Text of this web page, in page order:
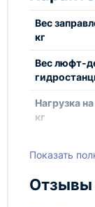
Люфт-
на
Два
Одна
Вес
кг
Вес люфт-
Нагрузка
кг
Размеры
Показать
Отзывы